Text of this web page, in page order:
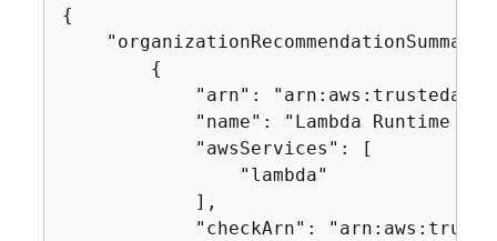
{
{
"arn":
"name": "Lambda Runtime
            "awsServices": [
                "lambda"
            ],
"checkArn":